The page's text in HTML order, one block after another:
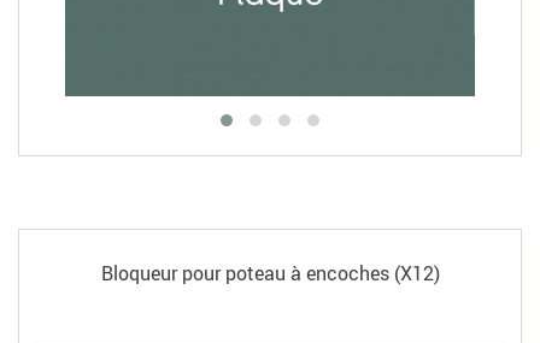
Bloqueur pour poteau à encoches (X12)